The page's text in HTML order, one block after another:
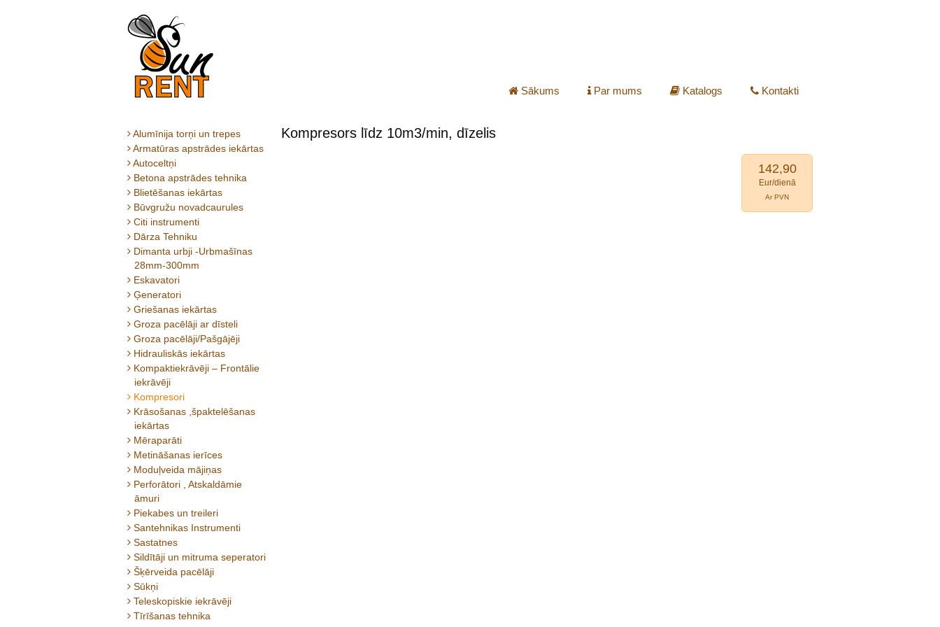
Sākums Par mums Katalogs Kontakti
Alumīnija torņi un trepes
Armatūras apstrādes iekārtas
Autoceltņi
Betona apstrādes tehnika
Blietēšanas iekārtas
Būvgružu novadcaurules
Citi instrumenti
Dārza Tehniku
Dimanta urbji -Urbmašīnas
28mm-300mm
Eskavatori
Ģeneratori
Griešanas iekārtas
Groza pacēlāji ar dīsteli
Groza pacēlāji/Pašgājēji
Hidrauliskās iekārtas
Kompaktiekrāvēji – Frontālie
iekrāvēji
Kompresori
Krāsošanas ,špaktelēšanas
iekārtas
Mēraparāti
Metināšanas ierīces
Moduļveida mājiņas
Perforātori , Atskaldāmie
āmuri
Piekabes un treileri
Santehnikas Instrumenti
Sastatnes
Sildītāji un mitruma seperatori
Šķērveida pacēlāji
Sūkņi
Teleskopiskie iekrāvēji
Tīrīšanas tehnika
Kompresors līdz 10m3/min, dīzelis
142,90
Eur/dienā
Ar PVN